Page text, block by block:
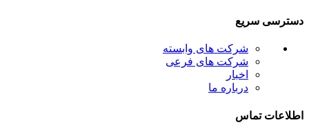
دسترسی سریع
شرکت های وابسته
شرکت های فرعی
اخبار
درباره ما
اطلاعات تماس